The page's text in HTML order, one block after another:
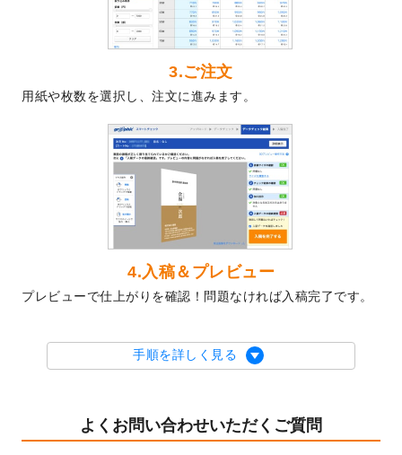
ました！
DMのデザインテンプレートを追加しまし
た。
【新商品】ステッカー
なりました！
2024年版4月始まりのカレンダーデザイン
テンプレートを公開いたしました。
2024年辰年の年賀ポスターデザインテンプ
レート
を公開いたしました。
箔押し年賀状のデザインテンプレート
開いたしました。
クリアファイル、封筒、うちわにてオリジ
ナルデザインで作成できるようになりまし
た！
を公開いたしました。
2023/9/1
2024年版1月始まりのカレンダーデザイン
オリジナルサイズ、変型サイズで作成でき
るようになりました！
3.ご注文
用紙や枚数を選択し、注文に進みます。
4.入稿＆プレビュー
プレビューで仕上がりを確認！問題なければ入稿完了です。
手順を詳しく見る
よくお問い合わせいただくご質問